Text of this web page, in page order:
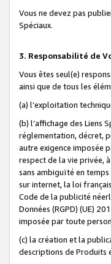
Vous ne devez pas
Spéciaux.
3. Responsabilité de
Vous êtes seul(e)
ainsi que de tous les
(a) l’exploitation
(b) l’affichage des Liens
réglementation, décret,
autre exigence imposée
respect de la vie privée,
sans ambiguïté en
sur internet, la loi
Code de la publicité
Données (RGPD) (UE)
imposée par toute
(c) la création et la
descriptions de Produits